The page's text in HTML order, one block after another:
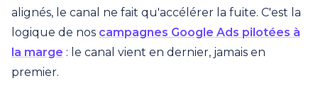
alignés, le canal ne fait qu'accélérer la fuite. C'est la
logique de nos campagnes Google Ads pilotées à
la marge : le canal vient en dernier, jamais en
premier.